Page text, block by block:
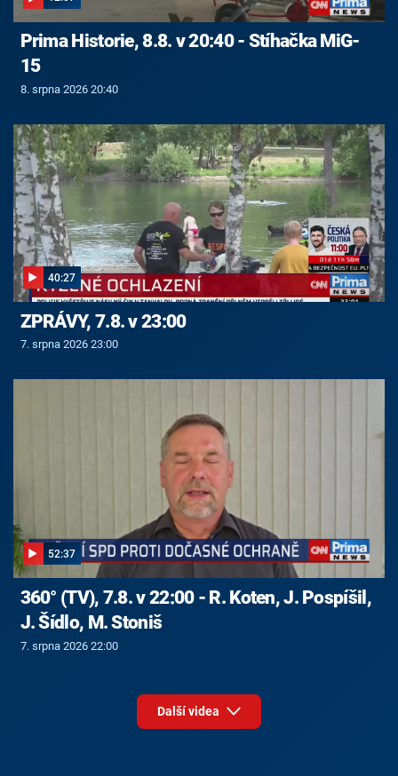
Prima Historie, 8.8. v 20:40 - Stíhačka MiG-
15
8. srpna 2026 20:40
40:27
ZPRÁVY, 7.8. v 23:00
7. srpna 2026 23:00
52:37
360° (TV), 7.8. v 22:00 - R. Koten, J. Pospíšil,
J. Šídlo, M. Stoniš
7. srpna 2026 22:00
Další videa